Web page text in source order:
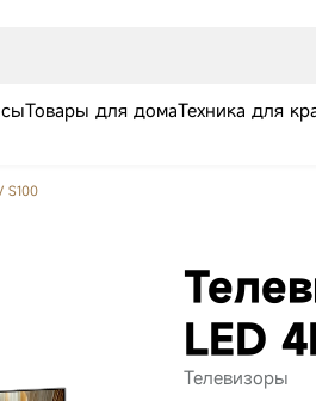
Товары для домаТехника для
S100
LED
Телевизоры